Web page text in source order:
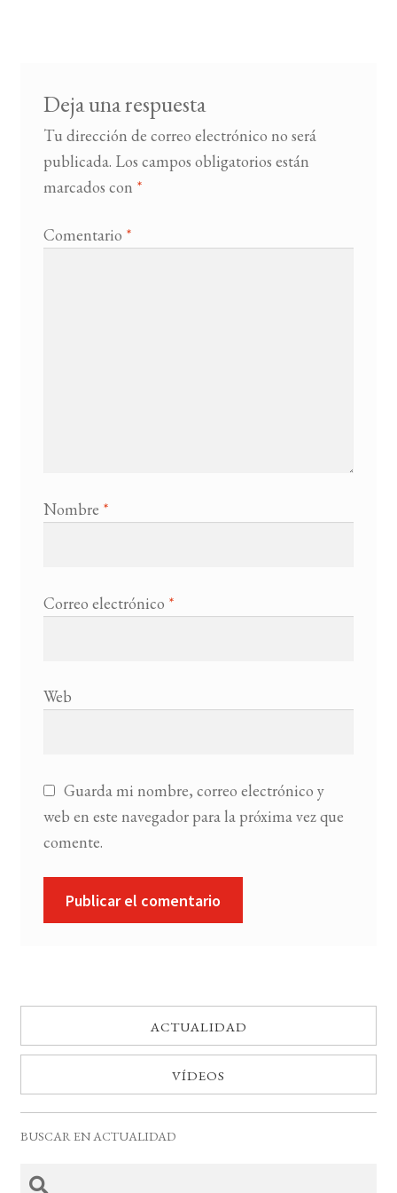
Deja una respuesta
Tu dirección de correo electrónico no será
publicada. Los campos obligatorios están
marcados con *
Comentario *
Nombre *
Correo electrónico *
Web
Guarda mi nombre, correo electrónico y
web en este navegador para la próxima vez que
comente.
ACTUALIDAD
VÍDEOS
BUSCAR EN ACTUALIDAD